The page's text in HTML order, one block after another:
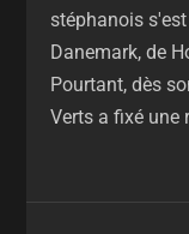
stéphanois
Danemark, de
Pourtant, dès
Verts a fixé une